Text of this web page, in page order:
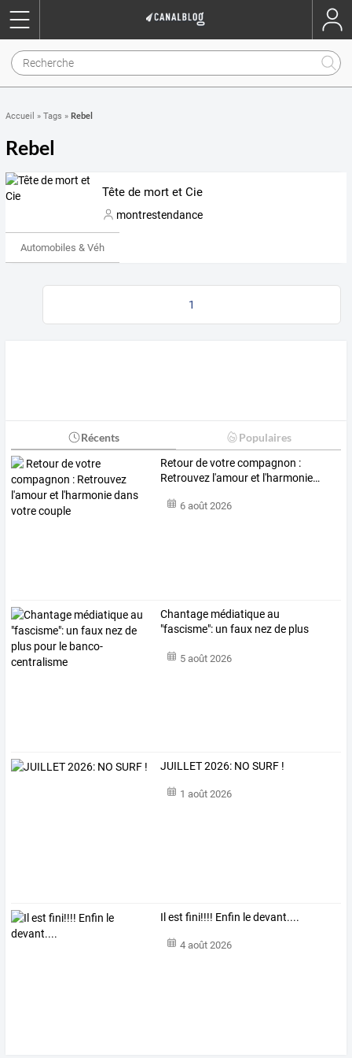
Accueil » Tags » Rebel
Rebel
Tête de mort et Cie
montrestendance
Automobiles & Véhicules
1
Récents Populaires
Retourdevotrecompagnon :
Retrouvez l'amouret l'harmonie…
6 août 2026
Chantage médiatiqueau
"fascisme": un faux nezde plus
5 août 2026
JUILLET 2026: NO SURF !
1 août 2026
Il est fini!!!! Enfin le devant....
4 août 2026